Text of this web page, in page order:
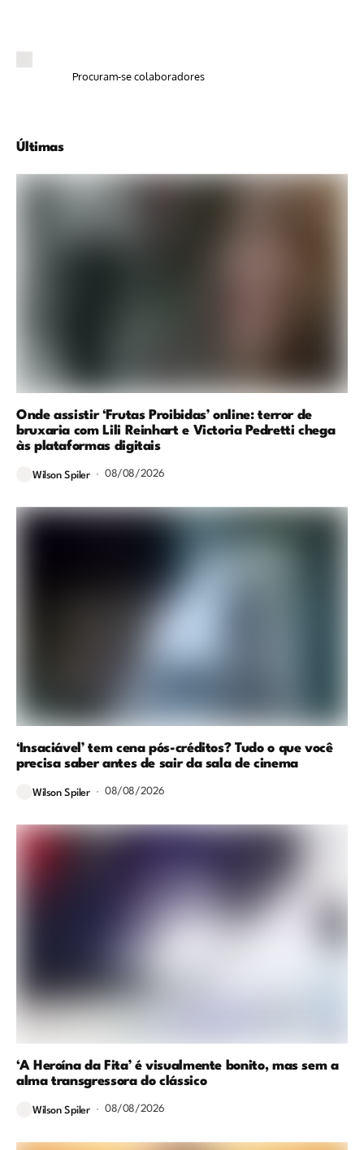
Procuram-se colaboradores
Últimas
Onde assistir ‘Frutas Proibidas’ online: terror de
bruxaria com Lili Reinhart e Victoria Pedretti chega
às plataformas digitais
Wilson Spiler 08/08/2026
‘Insaciável’ tem cena pós-créditos? Tudo o que você
precisa saber antes de sair da sala de cinema
Wilson Spiler 08/08/2026
‘A Heroína da Fita’ é visualmente bonito, mas sem a
alma transgressora do clássico
Wilson Spiler 08/08/2026